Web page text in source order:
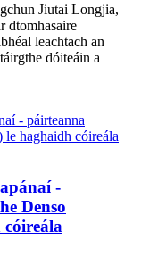
Jiutai Longjia,
dtomhasaire
leachtach an
dóiteáin a
-
Denso